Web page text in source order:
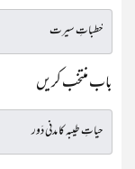
باب منتخب کریں